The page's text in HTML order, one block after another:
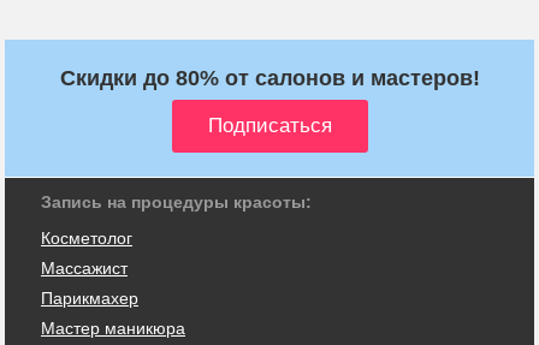
Скидки до 80% от салонов и мастеров!
Запись на процедуры красоты:
Косметолог
Массажист
Парикмахер
Мастер маникюра